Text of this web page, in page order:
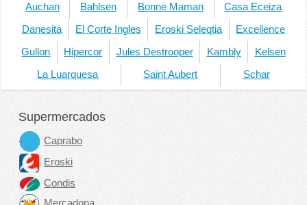
Auchan Bahlsen Bonne Maman Casa Eceiza
Danesita El Corte Ingles Eroski Seleqtia Excellence
Gullon Hipercor Jules Destrooper Kambly Kelsen
La Luarquesa Saint Aubert Schar
Supermercados
Caprabo
Eroski
Condis
Mercadona